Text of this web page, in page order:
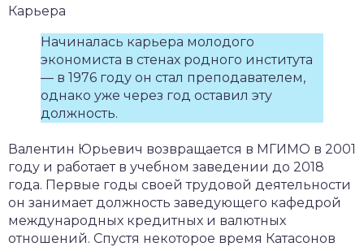
Карьера
Начиналась карьера молодого
экономиста в стенах родного института
— в 1976 году он стал преподавателем,
однако уже через год оставил эту
должность.
Валентин Юрьевич возвращается в МГИМО в 2001
году и работает в учебном заведении до 2018
года. Первые годы своей трудовой деятельности
он занимает должность заведующего кафедрой
международных кредитных и валютных
отношений. Спустя некоторое время Катасонов